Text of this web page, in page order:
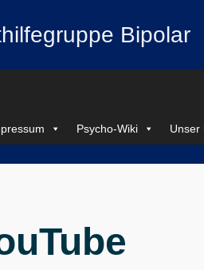
Bipolar
Psycho-Wiki Unser